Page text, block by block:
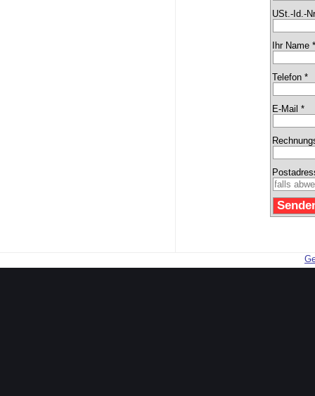
USt.-Id.-
Ihr Name
Telefon *
E-Mail *